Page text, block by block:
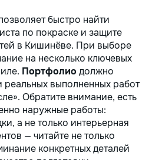
быстро найти
по покраске и защите
в Кишинёве. При выборе
на несколько ключевых
Портфолио должно
выполненных работ
Обратите внимание, есть
наружные работы:
а не только интерьерная
— читайте не только
конкретных деталей